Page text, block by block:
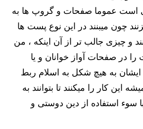
است عموما صفحات و گروپ ها به
چون میبنند در این نوع پست ها
و چیزی جالب تر از آن اینکه ، من
در صفحات آواز خوانان و یا
ایشان به هیچ شکل به اسلام ربط
این کار را میکنند تا بتوانند به
سوء استفاده از دین دوستی و